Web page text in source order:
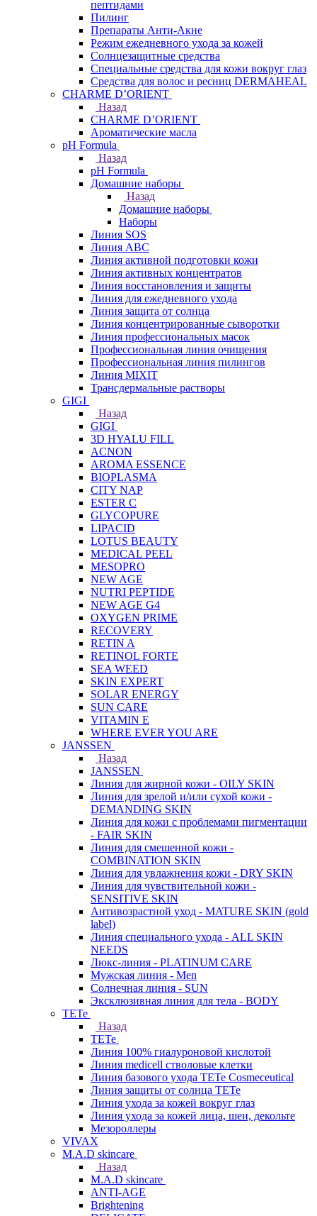
пептидами
Пилинг
Препараты Анти-Акне
Режим ежедневного ухода за кожей
Солнцезащитные средства
Специальные средства для кожи вокруг глаз
Средства для волос и ресниц DERMAHEAL
CHARME D’ORIENT
Назад
CHARME D’ORIENT
Ароматические масла
pH Formula
Назад
pH Formula
Домашние наборы
Назад
Домашние наборы
Наборы
Линия SOS
Линия АВС
Линия активной подготовки кожи
Линия активных концентратов
Линия восстановления и защиты
Линия для ежедневного ухода
Линия защита от солнца
Линия концентрированные сыворотки
Линия профессиональных масок
Профессиональная линия очищения
Профессиональная линия пилингов
Линия MIXIT
Трансдермальные растворы
GIGI
Назад
GIGI
3D HYALU FILL
ACNON
AROMA ESSENCE
BIOPLASMA
CITY NAP
ESTER C
GLYCOPURE
LIPACID
LOTUS BEAUTY
MEDICAL PEEL
MESOPRO
NEW AGE
NUTRI PEPTIDE
NEW AGE G4
OXYGEN PRIME
RECOVERY
RETIN A
RETINOL FORTE
SEA WEED
SKIN EXPERT
SOLAR ENERGY
SUN CARE
VITAMIN E
WHERE EVER YOU ARE
JANSSEN
Назад
JANSSEN
Линия для жирной кожи - OILY SKIN
Линия для зрелой и/или сухой кожи -
DEMANDING SKIN
Линия для кожи с проблемами пигментации
- FAIR SKIN
Линия для смешенной кожи -
COMBINATION SKIN
Линия для увлажнения кожи - DRY SKIN
Линия для чувствительной кожи -
SENSITIVE SKIN
Антивозрастной уход - MATURE SKIN (gold
label)
Линия специального ухода - ALL SKIN
NEEDS
Люкс-линия - PLATINUM CARE
Мужская линия - Men
Солнечная линия - SUN
Эксклюзивная линия для тела - BODY
TETe
Назад
TETe
Линия 100% гиалуроновой кислотой
Линия medicell стволовые клетки
Линия базового ухода TETe Cosmeceutical
Линия защиты от солнца TETe
Линия ухода за кожей вокруг глаз
Линия ухода за кожей лица, шеи, декольте
Мезороллеры
VIVAX
M.A.D skincare
Назад
M.A.D skincare
ANTI-AGE
Brightening